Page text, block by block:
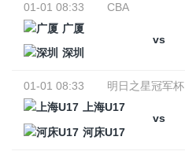
01-01 08:33
CBA
广厦
vs
深圳
01-01 08:33
明日之星冠军杯
上海U17
vs
河床U17